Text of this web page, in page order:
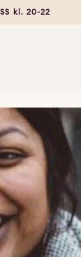
kl. 20-22